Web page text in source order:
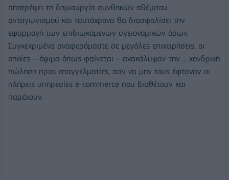
αποτρέψει τη δημιουργία συνθηκών αθέμιτου
ανταγωνισμού και ταυτόχρονα θα διασφαλίσει την
εφαρμογή των επιδιωκόμενων υγειονομικών όρων.
Συγκεκριμένα αναφερόμαστε σε μεγάλες επιχειρήσεις, οι
οποίες – όψιμα όπως φαίνεται – ανακάλυψαν την…. χονδρική
πώληση προς επαγγελματίες, σαν να μην τους έφταναν οι
πλήρεις υπηρεσίες e-commerce που διαθέτουν και
παρέχουν.